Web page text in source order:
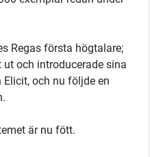
Regas första högtalare;
ut och introducerade sina
och nu följde en
är nu fött.